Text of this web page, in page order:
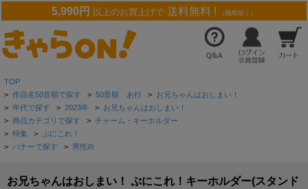
5,990円 以上のお買上げで 送料無料 ! （離島除く）
TOP
> 作品名50音順で探す > 50音順 あ行 > お兄ちゃんはおしまい！
> 年代で探す > 2023年 > お兄ちゃんはおしまい！
> 商品カテゴリで探す > チャーム・キーホルダー
> 特集 > ぷにこれ！
> バナーで探す > 男性向
お兄ちゃんはおしまい！ ぷにこれ！キーホルダー(スタンド